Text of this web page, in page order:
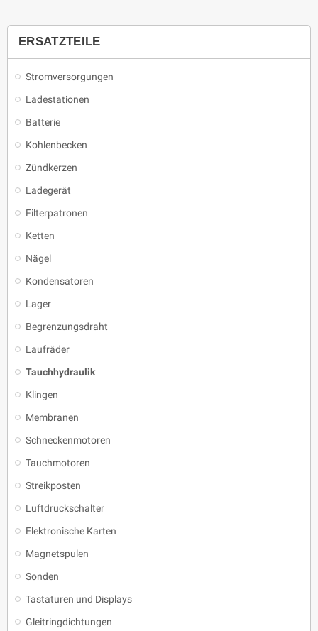
ERSATZTEILE
Stromversorgungen
Ladestationen
Batterie
Kohlenbecken
Zündkerzen
Ladegerät
Filterpatronen
Ketten
Nägel
Kondensatoren
Lager
Begrenzungsdraht
Laufräder
Tauchhydraulik
Klingen
Membranen
Schneckenmotoren
Tauchmotoren
Streikposten
Luftdruckschalter
Elektronische Karten
Magnetspulen
Sonden
Tastaturen und Displays
Gleitringdichtungen